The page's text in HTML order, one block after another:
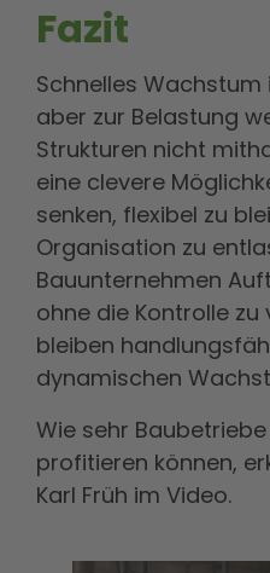
Fazit
Schnelles
aber zur Belastung
Strukturen nicht
eine clevere
senken, flexibel zu
Organisation zu
Bauunternehmen
ohne die Kontrolle zu
bleiben
dynamischen
Wie sehr
profitieren können,
Karl Früh im Video.